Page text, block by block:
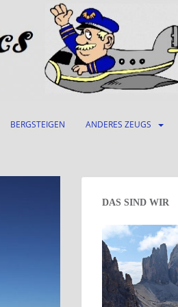
BERGSTEIGEN ANDERES ZEUGS
DAS SIND WIR